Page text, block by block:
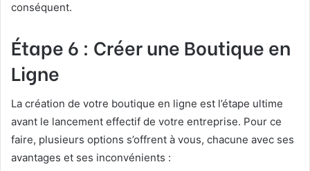
conséquent.
Étape 6 : Créer une Boutique en
Ligne
La création de votre boutique en ligne est l’étape ultime
avant le lancement effectif de votre entreprise. Pour ce
faire, plusieurs options s’offrent à vous, chacune avec ses
avantages et ses inconvénients :